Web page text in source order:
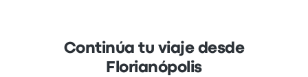
Continúa tu viaje desde
Florianópolis